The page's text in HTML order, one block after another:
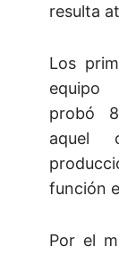
resulta
Los
probó
aquel
función
Por el